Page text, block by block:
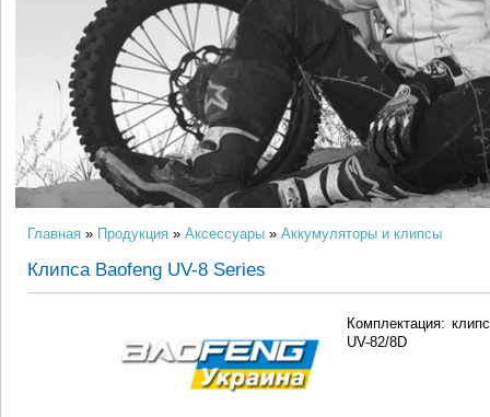
Главная » Продукция » Аксессуары » Аккумуляторы и клипсы
Клипса Baofeng UV-8 Series
Комплектация:
UV-82/8D